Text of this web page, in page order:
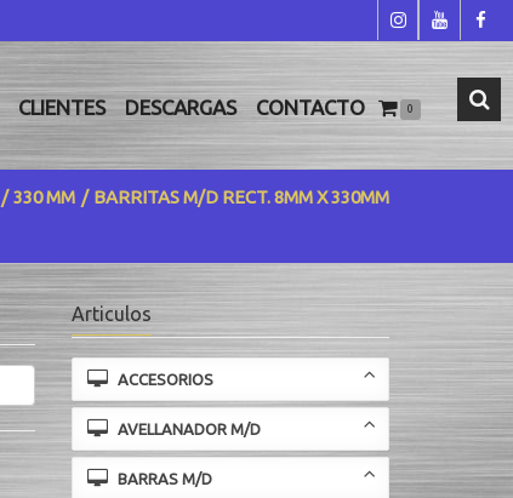
CLIENTES DESCARGAS CONTACTO 0
330 MM BARRITAS M/D RECT. 8MM X 330MM
Articulos
ACCESORIOS
AVELLANADOR M/D
BARRAS M/D